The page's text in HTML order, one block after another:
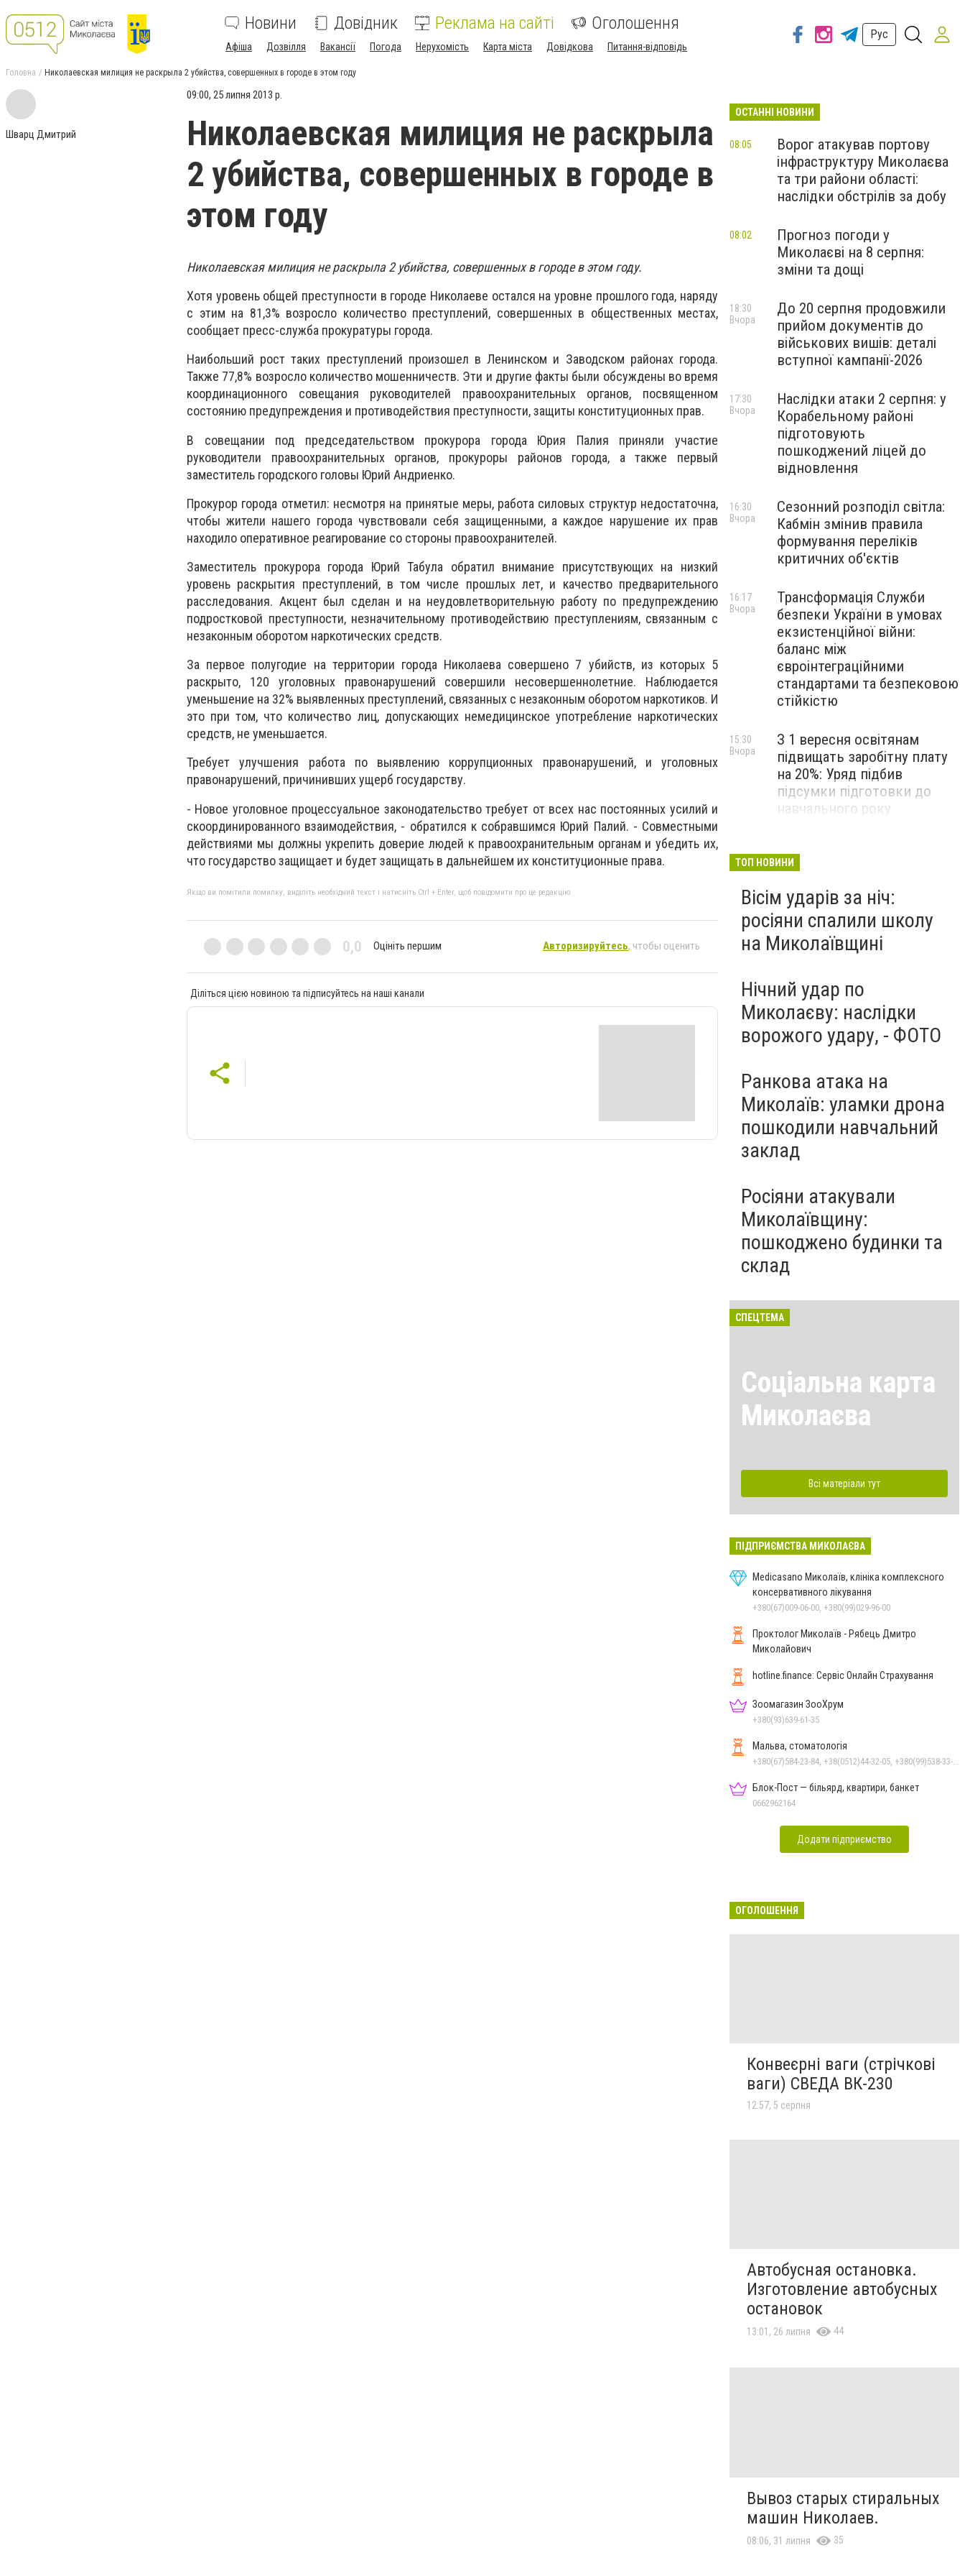
Новини Довідник Реклама на сайті Оголошення
Афіша Дозвілля Вакансії Погода Нерухомість Карта міста Довідкова Питання-відповідь
Рус
Головна Николаевская милиция не раскрыла 2 убийства, совершенных в городе в этом году
Шварц Дмитрий
09:00, 25 липня 2013 р.
Николаевская милиция не раскрыла
2 убийства, совершенных в городе в
этом году
Николаевская милиция не раскрыла 2 убийства, совершенных в городе в этом году.
Хотя уровень общей преступности в городе Николаеве остался на уровне прошлого года, наряду
с этим на 81,3% возросло количество преступлений, совершенных в общественных местах,
сообщает пресс-служба прокуратуры города.
Наибольший рост таких преступлений произошел в Ленинском и Заводском районах города.
Также 77,8% возросло количество мошенничеств. Эти и другие факты были обсуждены во время
координационного совещания руководителей правоохранительных органов, посвященном
состоянию предупреждения и противодействия преступности, защиты конституционных прав.
В совещании под председательством прокурора города Юрия Палия приняли участие
руководители правоохранительных органов, прокуроры районов города, а также первый
заместитель городского головы Юрий Андриенко.
Прокурор города отметил: несмотря на принятые меры, работа силовых структур недостаточна,
чтобы жители нашего города чувствовали себя защищенными, а каждое нарушение их прав
находило оперативное реагирование со стороны правоохранителей.
Заместитель прокурора города Юрий Табула обратил внимание присутствующих на низкий
уровень раскрытия преступлений, в том числе прошлых лет, и качество предварительного
расследования. Акцент был сделан и на неудовлетворительную работу по предупреждению
подростковой преступности, незначительному противодействию преступлениям, связанным с
незаконным оборотом наркотических средств.
За первое полугодие на территории города Николаева совершено 7 убийств, из которых 5
раскрыто, 120 уголовных правонарушений совершили несовершеннолетние. Наблюдается
уменьшение на 32% выявленных преступлений, связанных с незаконным оборотом наркотиков. И
это при том, что количество лиц, допускающих немедицинское употребление наркотических
средств, не уменьшается.
Требует улучшения работа по выявлению коррупционных правонарушений, и уголовных
правонарушений, причинивших ущерб государству.
- Новое уголовное процессуальное законодательство требует от всех нас постоянных усилий и
скоординированного взаимодействия, - обратился к собравшимся Юрий Палий. - Совместными
действиями мы должны укрепить доверие людей к правоохранительным органам и убедить их,
что государство защищает и будет защищать в дальнейшем их конституционные права.
Якщо ви помітили помилку, виділіть необхідний текст і натисніть Ctrl + Enter, щоб повідомити про це редакцію
0,0 Оцініть першим Авторизируйтесь, чтобы оценить
Діліться цією новиною та підписуйтесь на наші канали
ОСТАННІ НОВИНИ
Ворог атакував портову
інфраструктуру Миколаєва
та три райони області:
наслідки обстрілів за добу
08:05
Прогноз погоди у
Миколаєві на 8 серпня:
зміни та дощі
08:02
До 20 серпня продовжили
прийом документів до
військових вишів: деталі
вступної кампанії-2026
18:30
Вчора
Наслідки атаки 2 серпня: у
Корабельному районі
підготовують
пошкоджений ліцей до
відновлення
17:30
Вчора
Сезонний розподіл світла:
Кабмін змінив правила
формування переліків
критичних об'єктів
16:30
Вчора
Трансформація Служби
безпеки України в умовах
екзистенційної війни:
баланс між
євроінтеграційними
стандартами та безпековою
стійкістю
16:17
Вчора
З 1 вересня освітянам
підвищать заробітну плату
на 20%: Уряд підбив
підсумки підготовки до
навчального року
15:30
Вчора
ліквідували складну аварію
Вчора
ТОП НОВИНИ
Вісім ударів за ніч:
росіяни спалили школу
на Миколаївщині
Нічний удар по
Миколаєву: наслідки
ворожого удару, - ФОТО
Ранкова атака на
Миколаїв: уламки дрона
пошкодили навчальний
заклад
Росіяни атакували
Миколаївщину:
пошкоджено будинки та
склад
СПЕЦТЕМА
Соціальна карта
Миколаєва
Всі матеріали тут
ПІДПРИЄМСТВА МИКОЛАЄВА
Medicasano Миколаїв, клініка комплексного
консервативного лікування
+380(67)009-06-00, +380(99)029-96-00
Проктолог Миколаїв - Рябець Дмитро
Миколайович
hotline.finance: Сервіс Онлайн Страхування
Зоомагазин ЗооХрум
+380(93)639-61-35
Мальва, стоматологія
Блок-Пост — більярд, квартири, банкет
0662962164
Додати підприємство
ОГОЛОШЕННЯ
Конвеєрні ваги (стрічкові
ваги) СВЕДА ВК-230
12:57, 5 серпня
Автобусная остановка.
Изготовление автобусных
остановок
13:01, 26 липня 44
Вывоз старых стиральных
машин Николаев.
08:06, 31 липня 35